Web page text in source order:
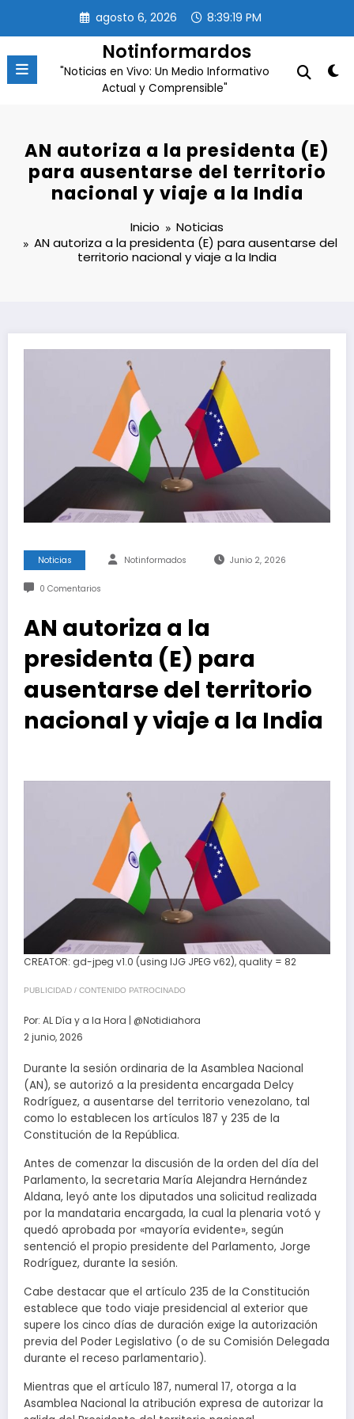
contenido
agosto 6, 2026 8:39:20 PM
Notinformardos
"Noticias en Vivo: Un Medio Informativo
Actual y Comprensible"
AN autoriza a la presidenta (E)
para ausentarse del territorio
nacional y viaje a la India
Inicio
Noticias
AN autoriza a la presidenta (E) para ausentarse del
territorio nacional y viaje a la India
Noticias Notinformados Junio 2, 2026
0 Comentarios
AN autoriza a la
presidenta (E) para
ausentarse del territorio
nacional y viaje a la India
CREATOR: gd-jpeg v1.0 (using IJG JPEG v62), quality = 82
PUBLICIDAD / CONTENIDO PATROCINADO
Por: AL Día y a la Hora | @Notidiahora
2 junio, 2026
Durante la sesión ordinaria de la Asamblea Nacional
(AN), se autorizó a la presidenta encargada Delcy
Rodríguez, a ausentarse del territorio venezolano, tal
como lo establecen los artículos 187 y 235 de la
Constitución de la República.
Antes de comenzar la discusión de la orden del día del
Parlamento, la secretaria María Alejandra Hernández
Aldana, leyó ante los diputados una solicitud realizada
por la mandataria encargada, la cual la plenaria votó y
quedó aprobada por «mayoría evidente», según
sentenció el propio presidente del Parlamento, Jorge
Rodríguez, durante la sesión.
Cabe destacar que el artículo 235 de la Constitución
establece que todo viaje presidencial al exterior que
supere los cinco días de duración exige la autorización
previa del Poder Legislativo (o de su Comisión Delegada
durante el receso parlamentario).
Mientras que el artículo 187, numeral 17, otorga a la
Asamblea Nacional la atribución expresa de autorizar la